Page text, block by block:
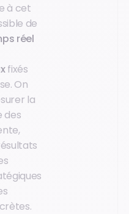
à cet
de
réel
fixés
On
la
des